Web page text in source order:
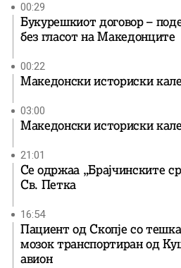
00:29
Букурешкиот договор –
без гласот на Македонците
00:22
Македонски историски
03:00
Македонски историски
21:01
Се одржаа „Брајчинските
Св. Петка
16:54
Пациент од Скопје со
мозок транспортиран од
авион